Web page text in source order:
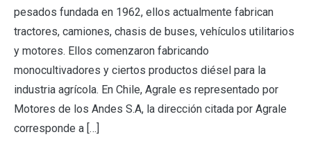
pesados fundada en 1962, ellos actualmente fabrican
tractores, camiones, chasis de buses, vehículos utilitarios
y motores. Ellos comenzaron fabricando
monocultivadores y ciertos productos diésel para la
industria agrícola. En Chile, Agrale es representado por
Motores de los Andes S.A, la dirección citada por Agrale
corresponde a […]